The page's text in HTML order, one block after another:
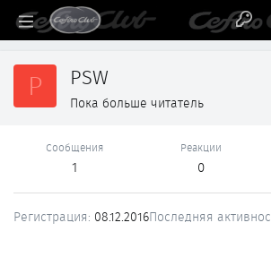
P PSW
Пока больше читатель
Сообщения
1
Реакции
0
Регистрация 08.12.2016Последняя